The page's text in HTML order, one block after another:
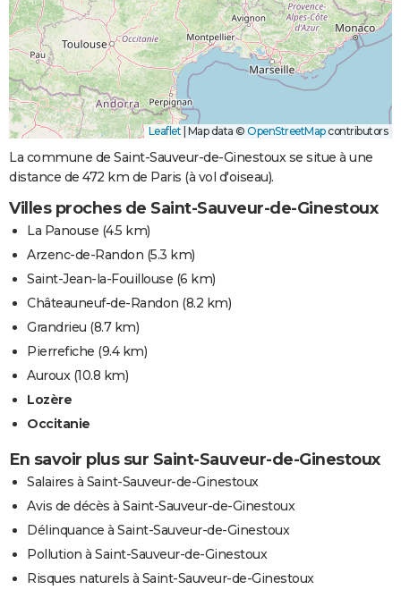
Leaflet Map data © OpenStreetMapcontributors
La commune de Saint-Sauveur-de-Ginestoux se situe à une
distance de 472 km de Paris (à vol d'oiseau).
Villes proches de Saint-Sauveur-de-Ginestoux
La Panouse (4.5 km)
Arzenc-de-Randon (5.3 km)
Saint-Jean-la-Fouillouse (6 km)
Châteauneuf-de-Randon (8.2 km)
Grandrieu (8.7 km)
Pierrefiche (9.4 km)
Auroux(10.8 km)
Lozère
Occitanie
En savoir plus sur Saint-Sauveur-de-Ginestoux
Salaires à Saint-Sauveur-de-Ginestoux
Avis de décès à Saint-Sauveur-de-Ginestoux
Délinquance à Saint-Sauveur-de-Ginestoux
Pollution à Saint-Sauveur-de-Ginestoux
Risques naturels à Saint-Sauveur-de-Ginestoux